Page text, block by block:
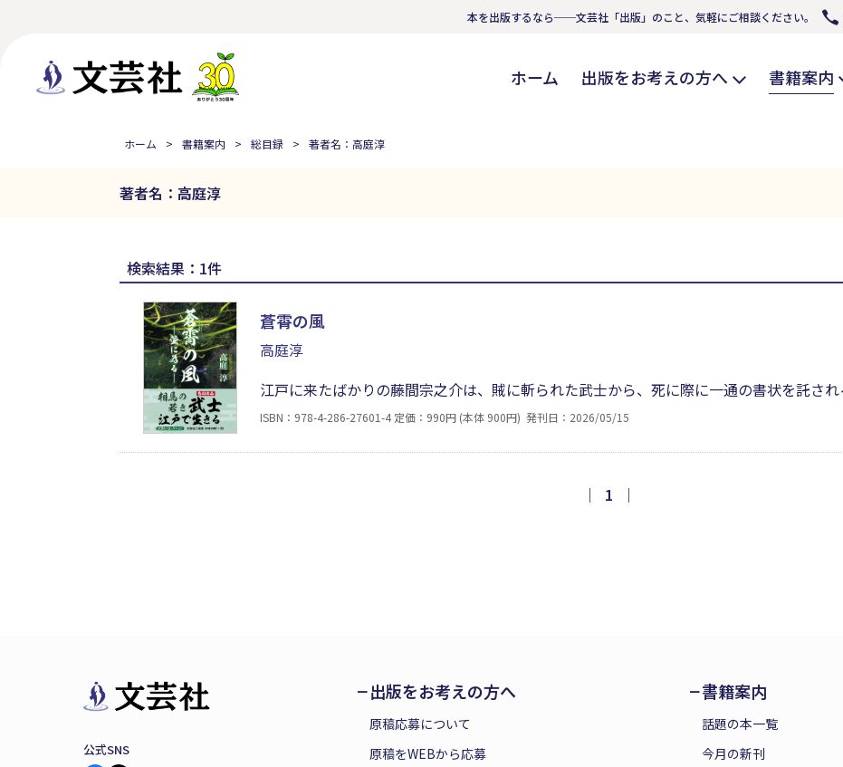
本を出版するなら──文芸社「出版」のこと、気軽にご相談ください。
ホーム 出版をお考えの方へ 書籍案内
ホーム 書籍案内 総目録 著者名：高庭淳
著者名：高庭淳
検索結果：1件
蒼霄の風
高庭淳
江戸に来たばかりの藤間宗之介は、賊に斬られた武士から、死に際に一通の書状を託さ
藩交易での不正が明らかになり、お上に知られず、内々に処理するよう依頼された南町奉
ISBN：978-4-286-27601-4 定価：990円 (本体 900円) 発刊日：2026/05/15
｜ 1 ｜
公式SNS
出版をお考えの方へ
原稿応募について
原稿をWEBから応募
書籍案内
話題の本一覧
今月の新刊